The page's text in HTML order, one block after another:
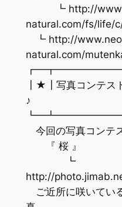
┗ http://
natural.com/fs/life/
┗ http://
natural.com/
┃★┃写真コ
♪
今回の写真コンテ
『 桜 』
┗
http://
ご近所に咲いてい